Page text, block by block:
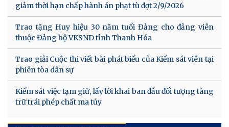
giảm thời hạn chấp hành án phạt tù đợt 2/9/2026
Trao tặng Huy hiệu 30 năm tuổi Đảng cho đảng viên
thuộc Đảng bộ VKSND tỉnh Thanh Hóa
Trao giải Cuộc thi viết bài phát biểu của Kiểm sát viên tại
phiên tòa dân sự
Kiểm sát việc tạm giữ, lấy lời khai ban đầu đối tượng tàng
trữ trái phép chất ma túy